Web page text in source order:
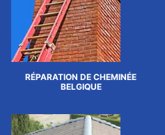
RÉPARATION DE CHEMINÉE
BELGIQUE